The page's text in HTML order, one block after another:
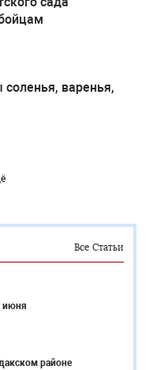
варенья,
Все Статьи
июня
районе